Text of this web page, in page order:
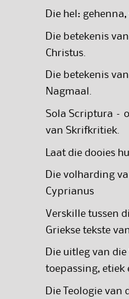
Die hel:
Die betekenis
Christus.
Die betekenis
Nagmaal.
Sola Scriptura –
van Skrifkritiek.
Laat die dooies
Die volharding
Cyprianus
Verskille tussen
Griekse tekste
Die uitleg van
toepassing, etiek
Die Teologie van